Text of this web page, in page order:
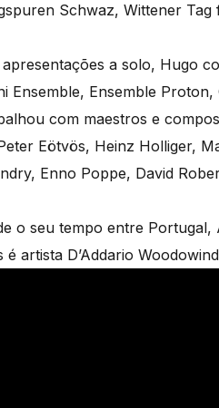
Schwaz, Wittener
apresentações a solo, Hugo
Ensemble, Ensemble
com maestros e
Eötvös, Heinz Holliger,
Enno Poppe, David
o seu tempo entre
artista D’Addario